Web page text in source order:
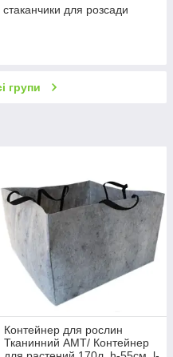
стаканчики для розсади
вирощування огірків,
(Парасолекс)
групи
Контейнер для рослин
Тканинний АМТ/ Контейнер